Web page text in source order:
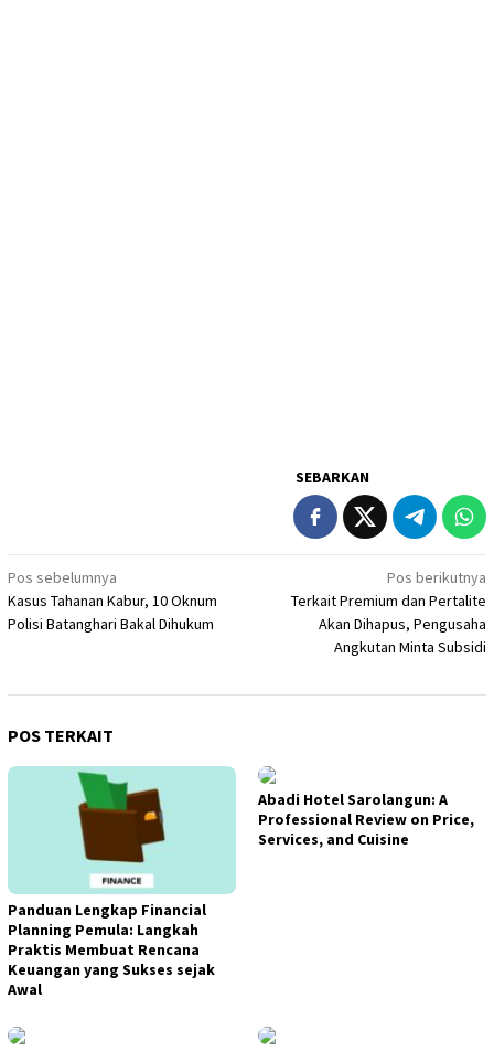
SEBARKAN
Navigasi
pos
Pos sebelumnya
Kasus Tahanan Kabur, 10 Oknum
Pоlіѕі Bаtаnghаrі Bakal Dіhukum
Pos berikutnya
Terkait Premium dan Pertalite
Akan Dihapus, Pengusaha
Angkutan Minta Subsidi
POS TERKAIT
Panduan Lengkap Financial
Planning Pemula: Langkah
Praktis Membuat Rencana
Keuangan yang Sukses sejak
Awal
Abadi Hotel Sarolangun: A
Professional Review on Price,
Services, and Cuisine